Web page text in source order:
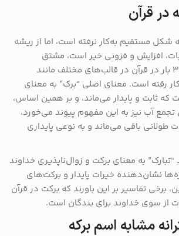
در قرآن
شکل مستقیم به‌کار نرفته است، اما از ریشه
افزایش و فزونی خیر است، مشتق
می‌شود. این ریشه ۳۲ بار در قرآن در قالب‌های مختلف مانند
رفته است. معنای اصلی “برک” به معنای
ثابت و پایدار می‌ماند، و بر همین اساس،
تجمع آب نیز به این مفهوم پیوند می‌خورد،
طولانی باقی می‌ماند و به نوعی پایداری
“تبارک” به معنای برکت و زوال‌ناپذیری خداوند
نشان‌دهنده خیرات پایدار و برکت‌های
برخی تفاسیر بر این باورند که برکت در قرآن
از سوی خداوند برای بندگان است.
مشابه اسم برکه